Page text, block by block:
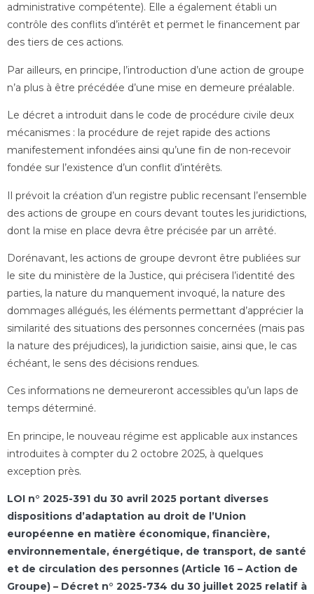
administrative compétente). Elle a également établi un
contrôle des conflits d’intérêt et permet le financement par
des tiers de ces actions.
Par ailleurs, en principe, l’introduction d’une action de groupe
n’a plus à être précédée d’une mise en demeure préalable.
Le décret a introduit dans le code de procédure civile deux
mécanismes : la procédure de rejet rapide des actions
manifestement infondées ainsi qu’une fin de non-recevoir
fondée sur l’existence d’un conflit d’intérêts.
Il prévoit la création d’un registre public recensant l’ensemble
des actions de groupe en cours devant toutes les juridictions,
dont la mise en place devra être précisée par un arrêté.
Dorénavant, les actions de groupe devront être publiées sur
le site du ministère de la Justice, qui précisera l’identité des
parties, la nature du manquement invoqué, la nature des
dommages allégués, les éléments permettant d’apprécier la
similarité des situations des personnes concernées (mais pas
la nature des préjudices), la juridiction saisie, ainsi que, le cas
échéant, le sens des décisions rendues.
Ces informations ne demeureront accessibles qu’un laps de
temps déterminé.
En principe, le nouveau régime est applicable aux instances
introduites à compter du 2 octobre 2025, à quelques
exception près.
LOI n° 2025-391 du 30 avril 2025 portant diverses
dispositions d’adaptation au droit de l’Union
européenne en matière économique, financière,
environnementale, énergétique, de transport, de santé
et de circulation des personnes (Article 16 – Action de
Groupe) – Décret n° 2025-734 du 30 juillet 2025 relatif à